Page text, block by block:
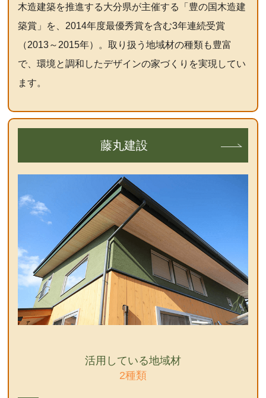
木造建築を推進する大分県が主催する「豊の国木造建
築賞」を、2014年度最優秀賞を含む3年連続受賞
（2013～2015年）。取り扱う地域材の種類も豊富
で、環境と調和したデザインの家づくりを実現してい
ます。
藤丸建設
活用している地域材
2種類